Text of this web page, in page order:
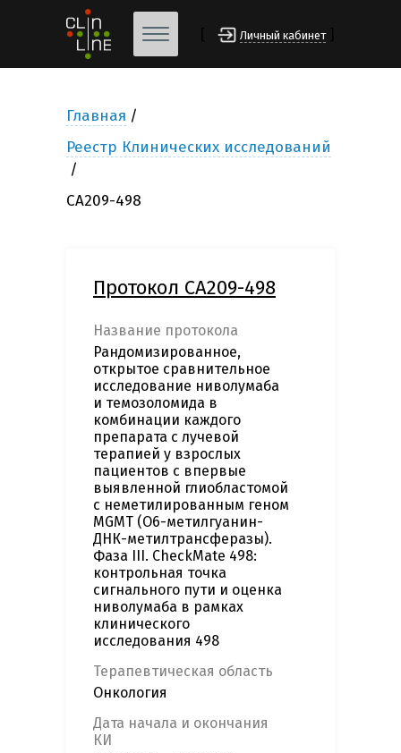
Личный кабинет
Главная
Реестр Клинических исследований
CA209-498
Протокол CA209-498
Название протокола
Рандомизированное,
открытое сравнительное
исследование ниволумаба
и темозоломида в
комбинации каждого
препарата с лучевой
терапией у взрослых
пациентов с впервые
выявленной глиобластомой
с неметилированным геном
MGMT (О6-метилгуанин-
ДНК-метилтрансферазы).
Фаза III. CheckMate 498:
контрольная точка
сигнального пути и оценка
ниволумаба в рамках
клинического
исследования 498
Терапевтическая область
Онкология
Дата начала и окончания
КИ